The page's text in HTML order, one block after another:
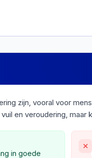
zijn, vooral voor
en veroudering, maar
in goede